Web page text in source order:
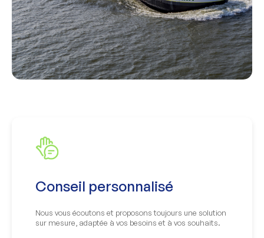
Conseil personnalisé
Nous vous écoutons et proposons toujours une solution
sur mesure, adaptée à vos besoins et à vos souhaits.